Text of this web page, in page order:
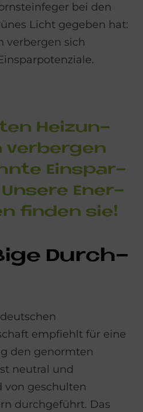
bei den
Licht gegeben hat:
verbergen sich
Hei­zun­
ver­ber­gen
Ein­spar­
En­er­
fin­den sie!
Durch­
empfiehlt für eine
den genormten
neutral und
von geschulten
durchgeführt. Das